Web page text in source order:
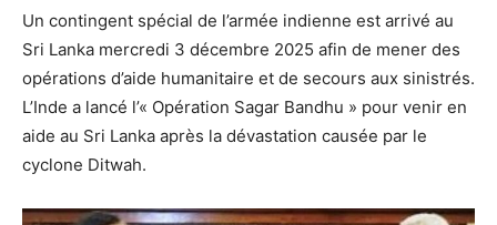
Un contingent spécial de l’armée indienne est arrivé au
Sri Lanka mercredi 3 décembre 2025 afin de mener des
opérations d’aide humanitaire et de secours aux sinistrés.
L’Inde a lancé l’« Opération Sagar Bandhu » pour venir en
aide au Sri Lanka après la dévastation causée par le
cyclone Ditwah.